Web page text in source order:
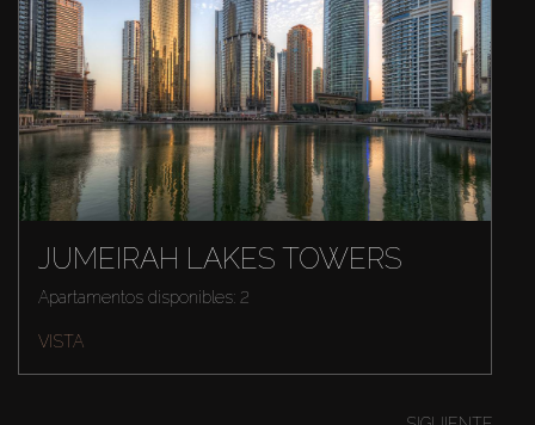
JUMEIRAH LAKES TOWERS
Apartamentos disponibles: 2
VISTA